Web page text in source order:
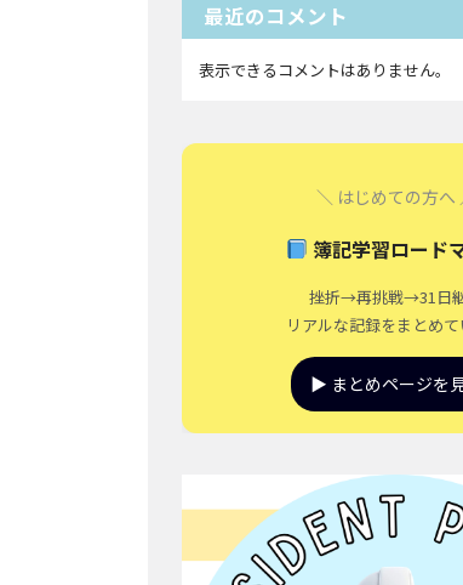
最近のコメント
表示できるコメントはありません。
＼ はじめての方へ
簿記学習ロード
挫折→再挑戦→31日
リアルな記録をまとめ
▶ まとめページを